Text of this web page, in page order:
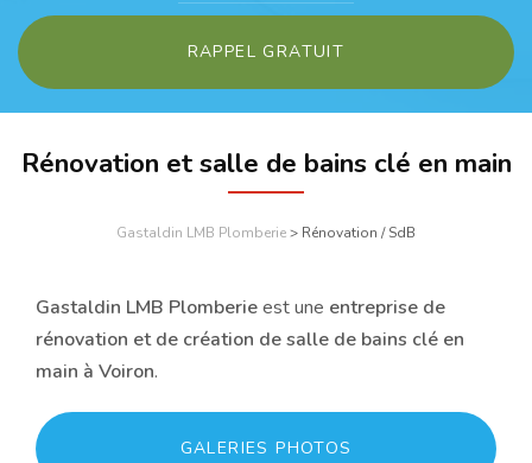
RAPPEL GRATUIT
Rénovation et salle de bains clé en main
Gastaldin LMB Plomberie> Rénovation / SdB
Gastaldin LMB Plomberieest une entreprise de
rénovation et de création de salle de bains clé en
main à Voiron.
GALERIES PHOTOS